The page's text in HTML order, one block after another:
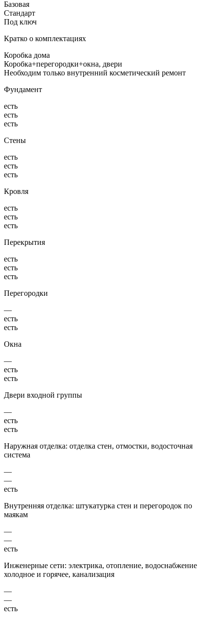
Базовая
Стандарт
Под ключ
Кратко о комплектациях
Коробка дома
Коробка+перегородки+окна, двери
Необходим только внутренний косметический ремонт
Фундамент
есть
есть
есть
Стены
есть
есть
есть
Кровля
есть
есть
есть
Перекрытия
есть
есть
есть
Перегородки
—
есть
есть
Окна
—
есть
есть
Двери входной группы
—
есть
есть
Наружная отделка: отделка стен, отмостки, водосточная
система
—
—
есть
Внутренняя отделка: штукатурка стен и перегородок по
маякам
—
—
есть
Инженерные сети: электрика, отопление, водоснабжение
холодное и горячее, канализация
—
—
есть